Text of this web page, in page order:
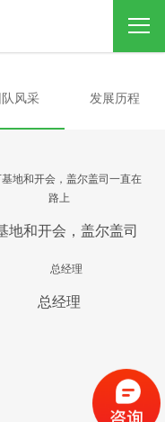
队风采 发展历程
地和开会，盖尔盖司
总经理